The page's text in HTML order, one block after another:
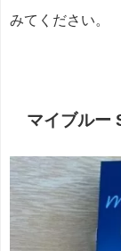
みてください。
マイブルー